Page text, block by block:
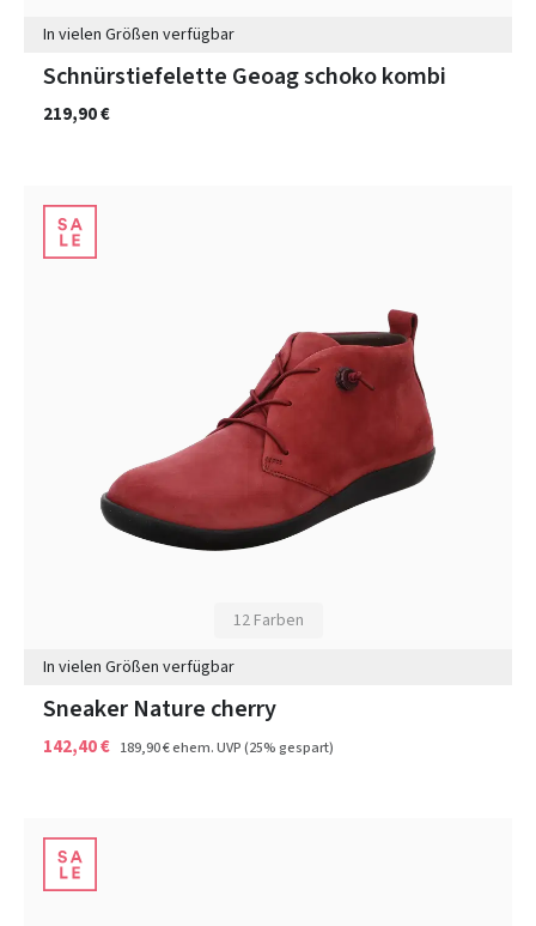
In vielen Größen verfügbar
Schnürstiefelette Geoag schoko kombi
219,90 €
12 Farben
In vielen Größen verfügbar
Sneaker Nature cherry
142,40 € 189,90 €ehem. UVP(25% gespart)